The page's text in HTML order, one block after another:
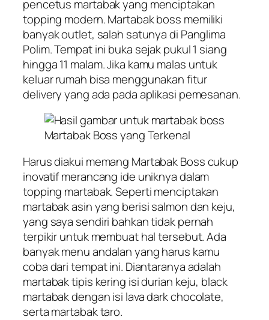
pencetus martabak yang menciptakan
topping modern. Martabak boss memiliki
banyak outlet, salah satunya di Panglima
Polim. Tempat ini buka sejak pukul 1 siang
hingga 11 malam. Jika kamu malas untuk
keluar rumah bisa menggunakan fitur
delivery yang ada pada aplikasi pemesanan.
Martabak Boss yang Terkenal
Harus diakui memang Martabak Boss cukup
inovatif merancang ide uniknya dalam
topping martabak. Seperti menciptakan
martabak asin yang berisi salmon dan keju,
yang saya sendiri bahkan tidak pernah
terpikir untuk membuat hal tersebut. Ada
banyak menu andalan yang harus kamu
coba dari tempat ini. Diantaranya adalah
martabak tipis kering isi durian keju, black
martabak dengan isi lava dark chocolate,
serta martabak taro.